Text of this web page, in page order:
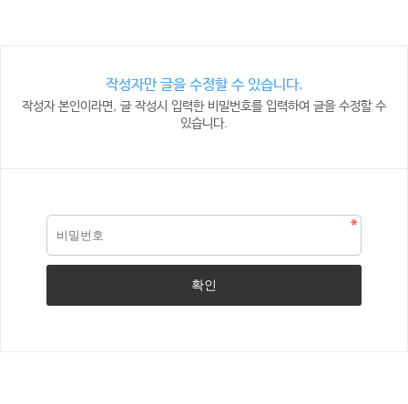
작성자만 글을 수정할 수 있습니다.
작성자 본인이라면, 글 작성시 입력한 비밀번호를 입력하여 글을 수정할 수
있습니다.